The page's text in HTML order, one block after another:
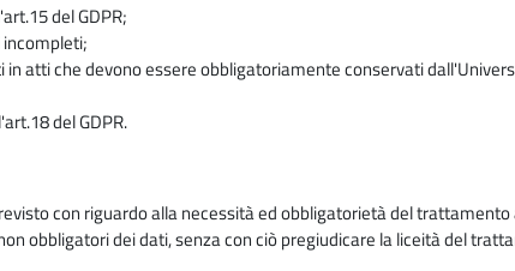
del GDPR;
atti che devono essere obbligatoriamente conservati
del GDPR.
con riguardo alla necessità ed obbligatorietà del
obbligatori dei dati, senza con ciò pregiudicare la liceità del